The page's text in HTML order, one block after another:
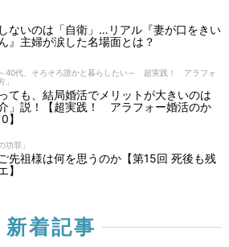
ないのは「自衛」…リアル『妻が口をきい
』主婦が涙した名場面とは？
40代、そろそろ誰かと暮らしたい～ 超実践！ アラフォ
」
ても、結局婚活でメリットが大きいのは
介」説！【超実践！ アラフォー婚活のか
】
功罪」
先祖様は何を思うのか【第15回 死後も残
】
新着記事